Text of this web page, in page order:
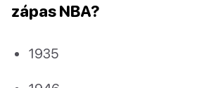
zápas NBA?
1935